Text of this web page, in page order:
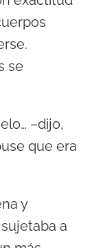
se
–dijo,
que era
y
a